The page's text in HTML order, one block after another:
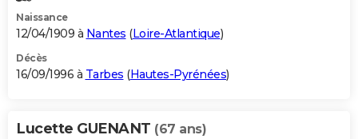
Naissance
12/04/1909 à Nantes (Loire-Atlantique)
Décès
16/09/1996 à Tarbes (Hautes-Pyrénées)
Lucette GUENANT (67 ans)